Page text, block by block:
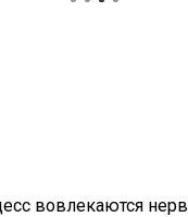
вовлекаются